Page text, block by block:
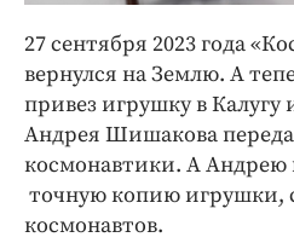
27 сентября 2023 года
вернулся на Землю. А
привез игрушку в Калугу
Андрея Шишакова
космонавтики. А Андрею
точную копию игрушки,
космонавтов.